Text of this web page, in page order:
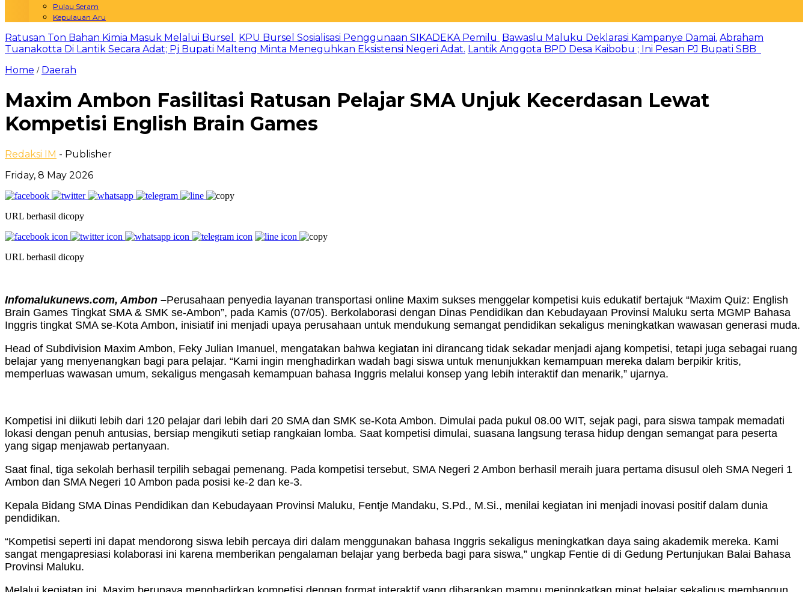
Pulau Seram
Kepulauan Aru
Ratusan Ton Bahan Kimia Masuk Melalui Bursel KPU Bursel Sosialisasi Penggunaan SIKADEKA Pemilu Bawaslu Maluku Deklarasi Kampanye Damai. Abraham
Tuanakotta Di Lantik Secara Adat; Pj Bupati Malteng Minta Meneguhkan Eksistensi Negeri Adat. Lantik Anggota BPD Desa Kaibobu ; Ini Pesan PJ Bupati SBB
Home / Daerah
Maxim Ambon Fasilitasi Ratusan Pelajar SMA Unjuk Kecerdasan Lewat
Kompetisi English Brain Games
Redaksi IM - Publisher
Friday, 8 May 2026
URL berhasil dicopy
URL berhasil dicopy
Infomalukunews.com, Ambon –Perusahaan penyedia layanan transportasi online Maxim sukses menggelar kompetisi kuis edukatif bertajuk “Maxim Quiz: English
Brain Games Tingkat SMA & SMK se-Ambon”, pada Kamis (07/05). Berkolaborasi dengan Dinas Pendidikan dan Kebudayaan Provinsi Maluku serta MGMP Bahasa
Inggris tingkat SMA se-Kota Ambon, inisiatif ini menjadi upaya perusahaan untuk mendukung semangat pendidikan sekaligus meningkatkan wawasan generasi muda.
Head of Subdivision Maxim Ambon, Feky Julian Imanuel, mengatakan bahwa kegiatan ini dirancang tidak sekadar menjadi ajang kompetisi, tetapi juga sebagai ruang
belajar yang menyenangkan bagi para pelajar. “Kami ingin menghadirkan wadah bagi siswa untuk menunjukkan kemampuan mereka dalam berpikir kritis,
memperluas wawasan umum, sekaligus mengasah kemampuan bahasa Inggris melalui konsep yang lebih interaktif dan menarik,” ujarnya.
Kompetisi ini diikuti lebih dari 120 pelajar dari lebih dari 20 SMA dan SMK se-Kota Ambon. Dimulai pada pukul 08.00 WIT, sejak pagi, para siswa tampak memadati
lokasi dengan penuh antusias, bersiap mengikuti setiap rangkaian lomba. Saat kompetisi dimulai, suasana langsung terasa hidup dengan semangat para peserta
yang sigap menjawab pertanyaan.
Saat final, tiga sekolah berhasil terpilih sebagai pemenang. Pada kompetisi tersebut, SMA Negeri 2 Ambon berhasil meraih juara pertama disusul oleh SMA Negeri 1
Ambon dan SMA Negeri 10 Ambon pada posisi ke-2 dan ke-3.
Kepala Bidang SMA Dinas Pendidikan dan Kebudayaan Provinsi Maluku, Fentje Mandaku, S.Pd., M.Si., menilai kegiatan ini menjadi inovasi positif dalam dunia
pendidikan.
“Kompetisi seperti ini dapat mendorong siswa lebih percaya diri dalam menggunakan bahasa Inggris sekaligus meningkatkan daya saing akademik mereka. Kami
sangat mengapresiasi kolaborasi ini karena memberikan pengalaman belajar yang berbeda bagi para siswa,” ungkap Fentie di di Gedung Pertunjukan Balai Bahasa
Provinsi Maluku.